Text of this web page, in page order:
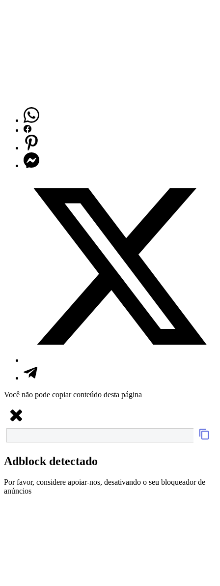
Você não pode copiar conteúdo desta página
Adblock detectado
Por favor, considere apoiar-nos, desativando o seu bloqueador de
anúncios